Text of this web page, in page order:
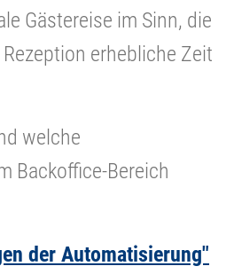
Gästereise im Sinn, die
erhebliche Zeit
welche
Backoffice-Bereich
der Automatisierung"